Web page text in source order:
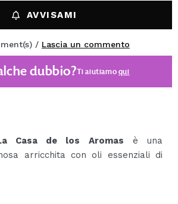
AVVISAMI
/ Lascia un commento
dubbio?Ti aiutiamoqui
Casa de los Aromas è una
arricchita con oli essenziali di
per profumare gli spazi e